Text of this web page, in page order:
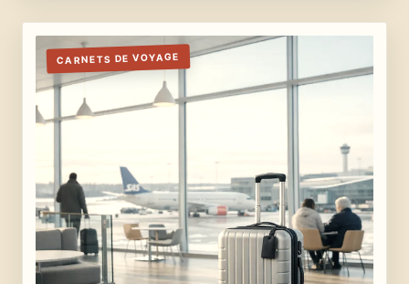
CARNETS DE VOYAGE